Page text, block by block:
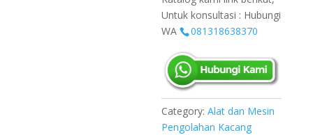
Untuk konsultasi : Hubungi
WA
081318638370
Category:Alat dan Mesin
Pengolahan Kacang